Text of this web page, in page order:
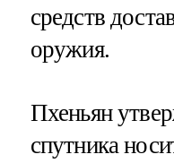
средств
оружия.
Пхеньян
спутника